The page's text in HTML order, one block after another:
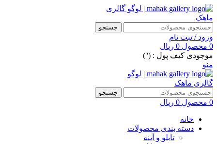
جستجو
ورود / ثبت نام
0 محصول 0 ریال
موجودی کیف پول : ('')
منو
جستجو
0 محصول 0 ریال
خانه
دسته بندی محصولات
تابلو و آینه